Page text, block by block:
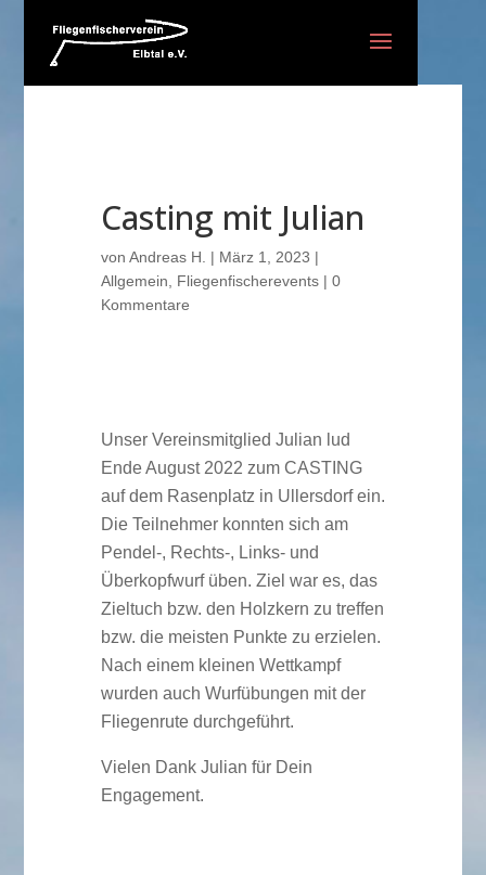
Casting mit Julian
von Andreas H. | März 1, 2023 |
Allgemein
Fliegenfischerevents| 0
Kommentare
Unser Vereinsmitglied Julian lud
Ende August 2022 zum CASTING
auf dem Rasenplatz in Ullersdorf ein.
Die Teilnehmer konnten sich am
Pendel-, Rechts-, Links- und
Überkopfwurf üben. Ziel war es, das
Zieltuch bzw. den Holzkern zu treffen
bzw. die meisten Punkte zu erzielen.
Nach einem kleinen Wettkampf
wurden auch Wurfübungen mit der
Fliegenrute durchgeführt.
Vielen Dank Julian für Dein
Engagement.